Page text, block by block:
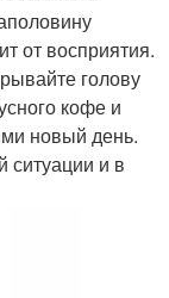
от восприятия.
голову
кофе и
новый день.
ситуации и в